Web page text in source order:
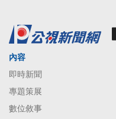
內容
即時新聞
專題策展
數位敘事